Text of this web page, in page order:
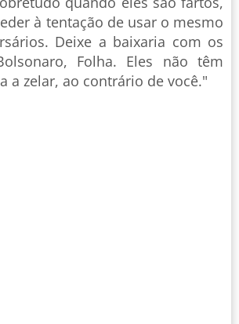
à tentação de usar o mesmo
Deixe a baixaria com os
Folha. Eles não têm
a zelar, ao contrário de você."